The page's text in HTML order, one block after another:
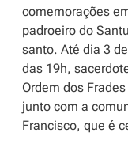
comemorações
padroeiro do
santo. Até dia 3
das 19h,
Ordem dos
junto com a
Francisco, que é